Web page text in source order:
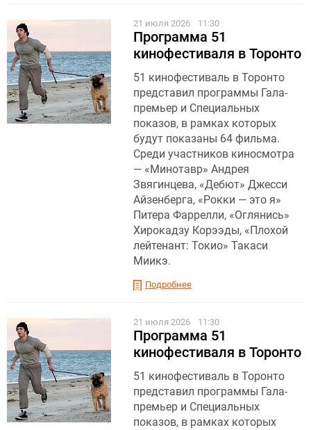
21 июля 2026 11:30
Программа 51
кинофестиваля в Торонто
51 кинофестиваль в Торонто
представил программы Гала-
премьер и Специальных
показов, в рамках которых
будут показаны 64 фильма.
Среди участников киносмотра
— «Минотавр» Андрея
Звягинцева, «Дебют» Джесси
Айзенберга, «Рокки — это я»
Питера Фаррелли, «Оглянись»
Хирокадзу Корээды, «Плохой
лейтенант: Токио» Такаси
Миикэ.
Подробнее
21 июля 2026 11:30
Программа 51
кинофестиваля в Торонто
51 кинофестиваль в Торонто
представил программы Гала-
премьер и Специальных
показов, в рамках которых